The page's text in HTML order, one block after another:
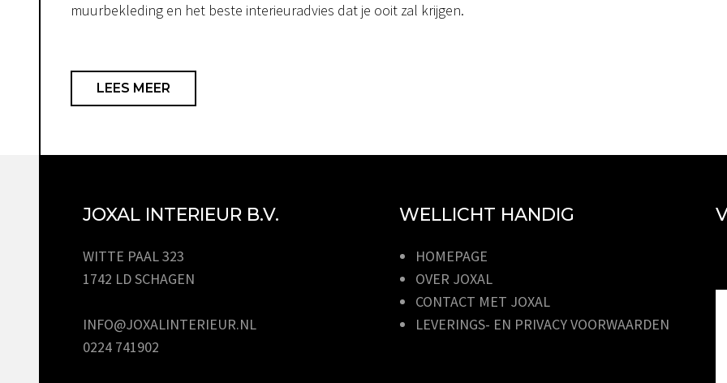
muurbekleding en het beste interieuradvies dat je ooit zal krijgen.
LEES MEER
JOXAL INTERIEUR B.V.
WITTE PAAL 323
1742 LD SCHAGEN
INFO@JOXALINTERIEUR.NL
0224 741902
WELLICHT HANDIG
HOMEPAGE
OVER JOXAL
CONTACT MET JOXAL
LEVERINGS- EN PRIVACY VOORWAARDEN